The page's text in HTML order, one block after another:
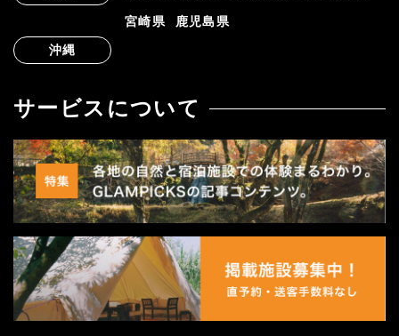
宮崎県
鹿児島県
沖縄
サービスについて